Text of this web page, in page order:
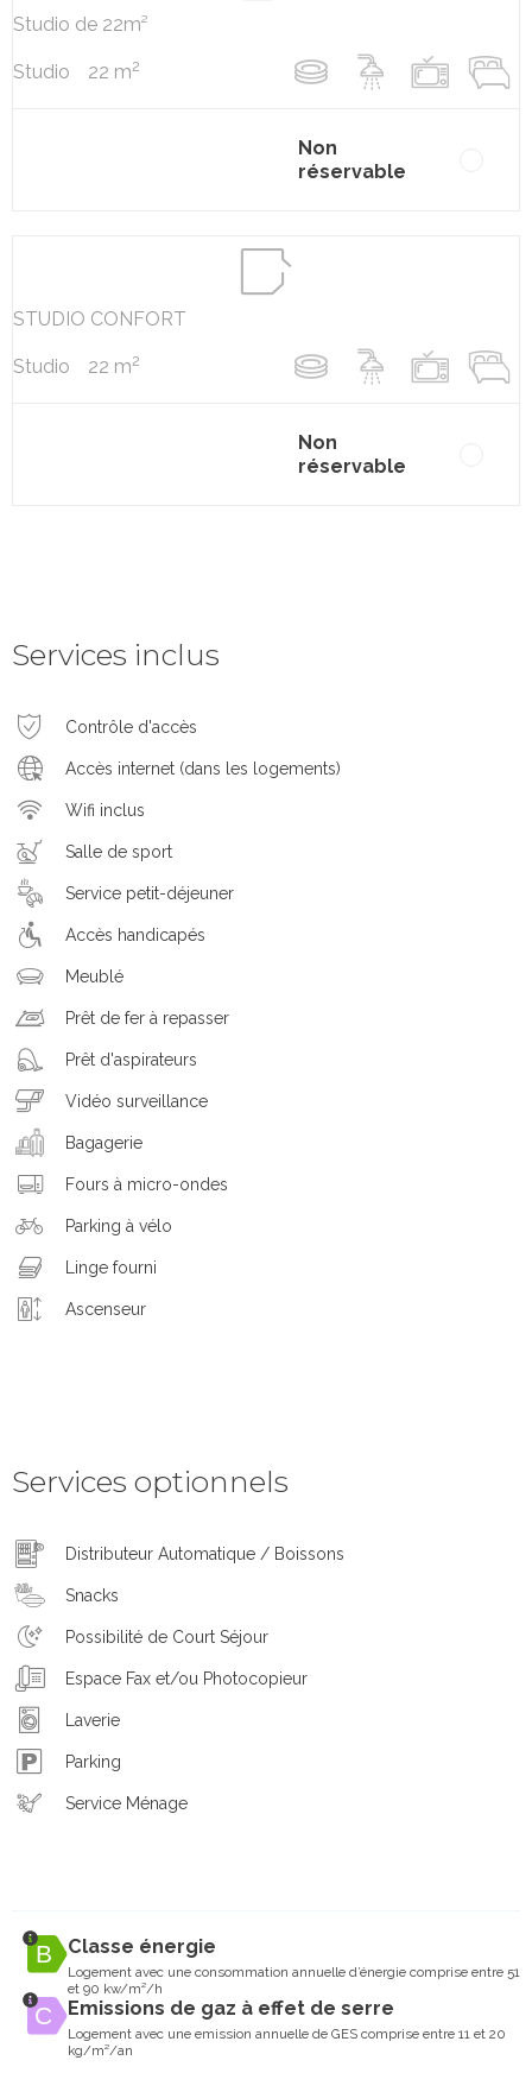
Studio de 22m²
Studio 22 m2
Non
réservable
STUDIO CONFORT
Studio 22 m2
Non
réservable
Services inclus
Contrôle d'accès
Accès internet (dans les logements)
Wifi inclus
Salle de sport
Service petit-déjeuner
Accès handicapés
Meublé
Prêt de fer à repasser
Prêt d'aspirateurs
Vidéo surveillance
Bagagerie
Fours à micro-ondes
Parking à vélo
Linge fourni
Ascenseur
Services optionnels
Distributeur Automatique / Boissons
Snacks
Possibilité de Court Séjour
Espace Fax et/ou Photocopieur
Laverie
Parking
Service Ménage
Classe énergie
Logement avec une consommation annuelle d’énergie comprise entre 51
et 90 kw/m²/h
Emissions de gaz à effet de serre
Logement avec une emission annuelle de GES comprise entre 11 et 20
kg/m²/an